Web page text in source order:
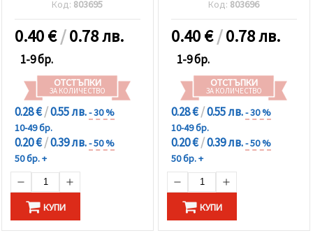
Код: 803695
0.40€/0.78 лв.
1-9 бр.
ОТСТЪПКИ
ЗА КОЛИЧЕСТВО
0.28 €/0.55 лв.- 30 %
10-49 бр.
0.20 €/0.39 лв.- 50 %
50 бр. +
КУПИ
Код: 803696
0.40€/0.78 лв.
1-9 бр.
ОТСТЪПКИ
ЗА КОЛИЧЕСТВО
0.28 €/0.55 лв.- 30 %
10-49 бр.
0.20 €/0.39 лв.- 50 %
50 бр. +
КУПИ